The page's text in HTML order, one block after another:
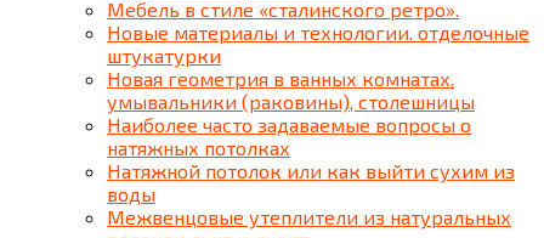
Мебель в стиле «сталинского ретро».
Новые материалы и технологии. отделочные
штукатурки
Новая геометрия в ванных комнатах.
умывальники (раковины), столешницы
Наиболее часто задаваемые вопросы о
натяжных потолках
Натяжной потолок или как выйти сухим из
воды
Межвенцовые утеплители из натуральных